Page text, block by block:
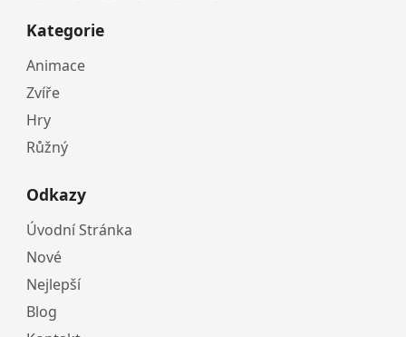
Kategorie
Animace
Zvíře
Hry
Růžný
Odkazy
Úvodní Stránka
Nové
Nejlepší
Blog